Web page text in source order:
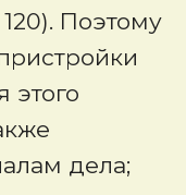
Поэтому
этого
дела;